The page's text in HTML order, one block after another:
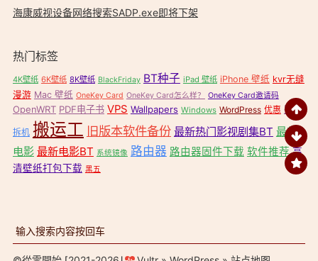
海康威视设备网络搜索SADP.exe即将下架
热门标签
4K壁纸 6K壁纸 8K壁纸 BlackFriday BT种子 iPad 壁纸 iPhone 壁纸 kvr无缝
漫游 Mac 壁纸 OneKey Card OneKey Card怎么样？ OneKey Card邀请码
OpenWRT PDF电子书 VPS Wallpapers Windows WordPress 优惠 壁纸
拆机 搬运工 旧版本软件备份 最新热门影视剧集BT 最新
电影 最新电影BT 系统镜像 路由器 路由器固件下载 软件推荐 高
清壁纸打包下载 黑五